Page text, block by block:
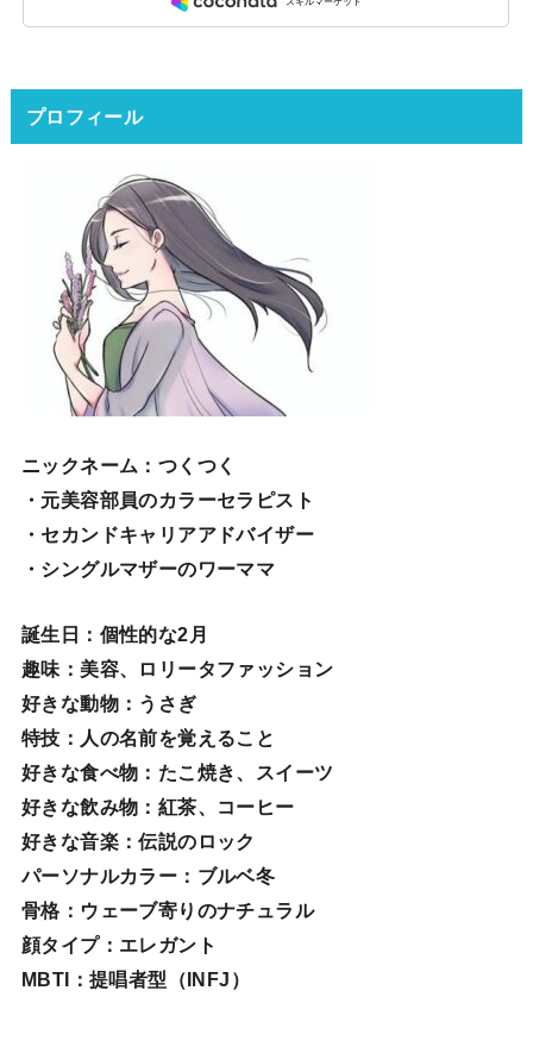
プロフィール
ニックネーム ：つくつく
・元美容部員のカラーセラピスト
・セカンドキャリアアドバイザー
・シングルマザーのワーママ
誕生日 ：個性的な2月
趣味 ：美容、ロリータファッション
好きな動物：うさぎ
特技 ：人の名前を覚えること
好きな食べ物 ：たこ焼き、スイーツ
好きな飲み物：紅茶、コーヒー
好きな音楽：伝説のロック
パーソナルカラー：ブルベ冬
骨格：ウェーブ寄りのナチュラル
顔タイプ：エレガン ト
MBTI：提唱者型（INFJ）